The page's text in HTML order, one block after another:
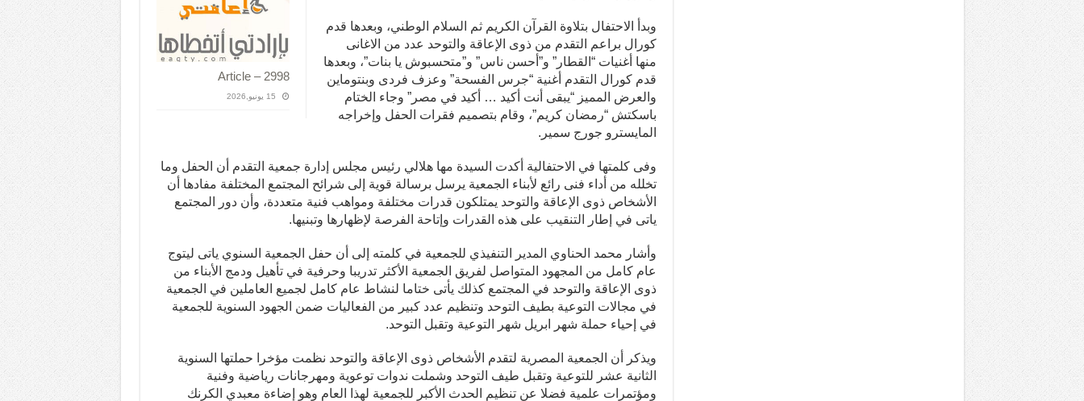
Article – 2998
15 يونيو,2026
وبدأ الاحتفال بتلاوة القرآن الكريم ثم السلام الوطني، وبعدها قدم
كورال براعم التقدم من ذوى الإعاقة والتوحد عدد من الاغانى
منها أغنيات “القطار” و”أحسن ناس” و”متحسبوش يا بنات”، وبعدها
قدم كورال التقدم أغنية “جرس الفسحة” وعزف فردى وبنتوماين
والعرض المميز “يبقى أنت أكيد … أكيد في مصر” وجاء الختام
باسكتش “رمضان كريم”، وقام بتصميم فقرات الحفل وإخراجه
المايسترو جورج سمير.
وفى كلمتها في الاحتفالية أكدت السيدة مها هلالي رئيس مجلس إدارة جمعية التقدم أن الحفل وما
تخلله من أداء فنى رائع لأبناء الجمعية يرسل برسالة قوية إلى شرائح المجتمع المختلفة مفادها أن
الأشخاص ذوى الإعاقة والتوحد يمتلكون قدرات مختلفة ومواهب فنية متعددة، وأن دور المجتمع
ياتى في إطار التنقيب على هذه القدرات وإتاحة الفرصة لإظهارها وتبنيها.
وأشار محمد الحناوي المدير التنفيذي للجمعية في كلمته إلى أن حفل الجمعية السنوي ياتى ليتوج
عام كامل من المجهود المتواصل لفريق الجمعية الأكثر تدريبا وحرفية في تأهيل ودمج الأبناء من
ذوى الإعاقة والتوحد في المجتمع كذلك يأتى ختاما لنشاط عام كامل لجميع العاملين في الجمعية
في مجالات التوعية بطيف التوحد وتنظيم عدد كبير من الفعاليات ضمن الجهود السنوية للجمعية
في إحياء حملة شهر ابريل شهر التوعية وتقبل التوحد.
ويذكر أن الجمعية المصرية لتقدم الأشخاص ذوى الإعاقة والتوحد نظمت مؤخرا حملتها السنوية
الثانية عشر للتوعية وتقبل طيف التوحد وشملت ندوات توعوية ومهرجانات رياضية وفنية
ومؤتمرات علمية فضلا عن تنظيم الحدث الأكبر للجمعية لهذا العام وهو إضاءة معبدي الكرنك